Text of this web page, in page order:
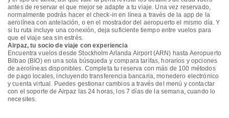
antes de reservar el que mejor se adapte a tu viaje. Una vez reservado,
normalmente podrás hacer el check-in en línea a través de la app de la
aerolínea con antelación, o en el mostrador del aeropuerto el mismo día. Y
si tu ruta incluye una conexión, deja suficiente tiempo entre vuelos para
que el viaje sea sin estrés.
Airpaz, tu socio de viaje con experiencia
Encuentra vuelos desde Stockholm Arlanda Airport (ARN) hasta Aeropuerto
Bilbao (BIO) en una sola búsqueda y compara tarifas, horarios y opciones
de aerolíneas disponibles. Completa tu reserva con más de 100 métodos
de pago locales, incluyendo transferencia bancaria, monedero electrónico
y cuenta virtual. Puedes gestionar cambios a través del menú y contactar
con el soporte de Airpaz las 24 horas, los 7 días de la semana, cuando lo
necesites.